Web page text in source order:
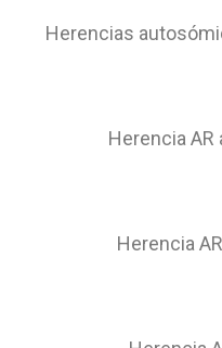
Herencias
Herencia
Herencia